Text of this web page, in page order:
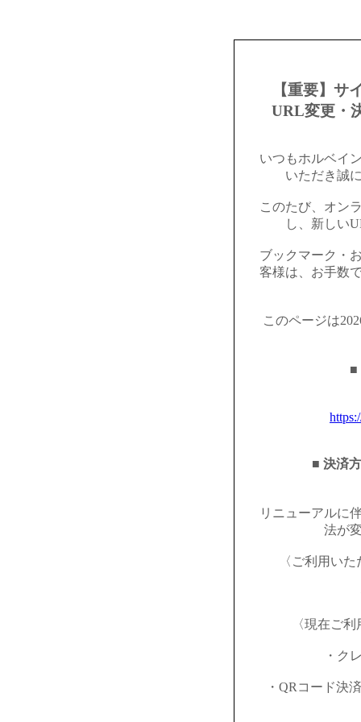
【重要】サ
URL変更・
いつもホルベイ
いただき誠
このたび、オン
し、新しい
ブックマーク・
客様は、お手数
このページは
■
■ 決済
リニューアルに
法が
〈ご利用い
〈現在ご
・ク
・QRコード決